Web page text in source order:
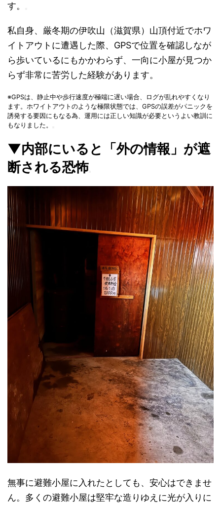
す。
私自身、厳冬期の伊吹山（滋賀県）山頂付近でホワ
イトアウトに遭遇した際、GPSで位置を確認しなが
ら歩いているにもかかわらず、一向に小屋が見つか
らず非常に苦労した経験があります。
※GPSは、静止中や歩行速度が極端に遅い場合、ログが乱れやすくなり
ます。ホワイトアウトのような極限状態では、GPSの誤差がパニックを
誘発する要因にもなる為、運用には正しい知識が必要というよい教訓に
もなりました。
▼内部にいると「外の情報」が遮
断される恐怖
無事に避難小屋に入れたとしても、安心はできませ
ん。多くの避難小屋は堅牢な造りゆえに光が入りに